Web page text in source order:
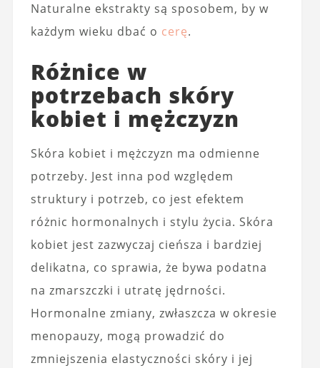
Naturalne ekstrakty są sposobem, by w
każdym wieku dbać o cerę.
Różnice w
potrzebach skóry
kobiet i mężczyzn
Skóra kobiet i mężczyzn ma odmienne
potrzeby. Jest inna pod względem
struktury i potrzeb, co jest efektem
różnic hormonalnych i stylu życia. Skóra
kobiet jest zazwyczaj cieńsza i bardziej
delikatna, co sprawia, że bywa podatna
na zmarszczki i utratę jędrności.
Hormonalne zmiany, zwłaszcza w okresie
menopauzy, mogą prowadzić do
zmniejszenia elastyczności skóry i jej